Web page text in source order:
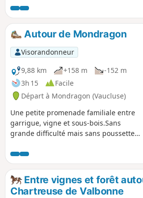
Autour de Mondragon
Visorandonneur
9,88 km
+158 m
-152 m
3h 15
Facile
Départ à Mondragon (Vaucluse)
Une petite promenade familiale entre
garrigue, vigne et sous-bois.Sans
grande difficulté mais sans poussette
Entre vignes et forêt
Chartreuse de Valbonne